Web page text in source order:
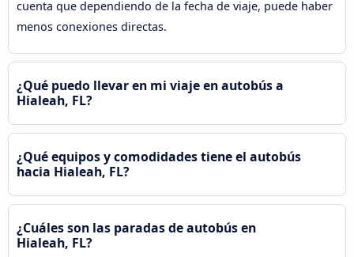
cuenta que dependiendo de la fecha de viaje, puede haber
menos conexiones directas.
¿Qué puedo llevar en mi viaje en autobús a
Hialeah, FL?
¿Qué equipos y comodidades tiene el autobús
hacia Hialeah, FL?
¿Cuáles son las paradas de autobús en
Hialeah, FL?